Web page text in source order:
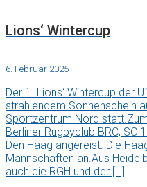
Lions‘ Wintercup
6. Februar 2025
Der 1. Lions‘ Wintercup der
strahlendem Sonnenschein
Sportzentrum Nord
Berliner Rugbyclub BRC, SC
Den Haag angereist. Die
Mannschaften an.Aus
auch die RGH und der […]